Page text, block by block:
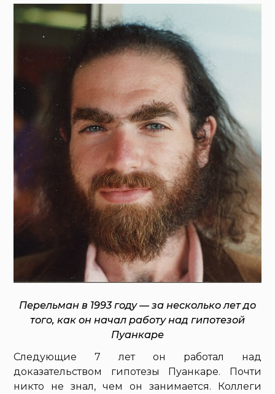
Перельман в 1993 году — за несколько лет до
того, как он начал работу над гипотезой
Пуанкаре
Следующие 7 лет он работал над
доказательством гипотезы Пуанкаре. Почти
никто не знал, чем он занимается. Коллеги